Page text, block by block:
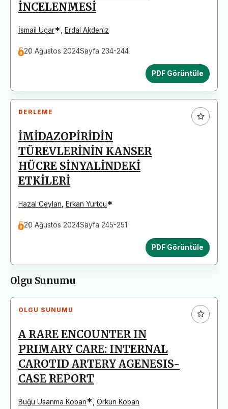
İNCELENMESİ
İsmail Uçar* Erdal Akdeniz
20 Ağustos 2024Sayfa 234-244
PDF Görüntüle
DERLEME
İMİDAZOPİRİDİN
TÜREVLERİNİN KANSER
HÜCRE SİNYALİNDEKİ
ETKİLERİ
Hazal Ceylan Erkan Yurtcu*
20 Ağustos 2024Sayfa 245-251
PDF Görüntüle
Olgu Sunumu
OLGU SUNUMU
A RARE ENCOUNTER IN
PRIMARY CARE: INTERNAL
CAROTID ARTERY AGENESIS-
CASE REPORT
Buğu Usanma Koban* Orkun Koban